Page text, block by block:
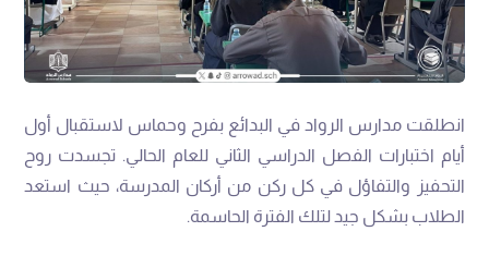
انطلقت مدارس الرواد في البدائع بفرح وحماس لاستقبال أول
أيام اختبارات الفصل الدراسي الثاني للعام الحالي. تجسدت روح
التحفيز والتفاؤل في كل ركن من أركان المدرسة، حيث استعد
الطلاب بشكل جيد لتلك الفترة الحاسمة.